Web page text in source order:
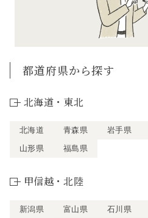
都道府県から探す
北海道・東北
北海道 青森県 岩手県
山形県
福島県
甲信越・北陸
新潟県 富山県 石川県